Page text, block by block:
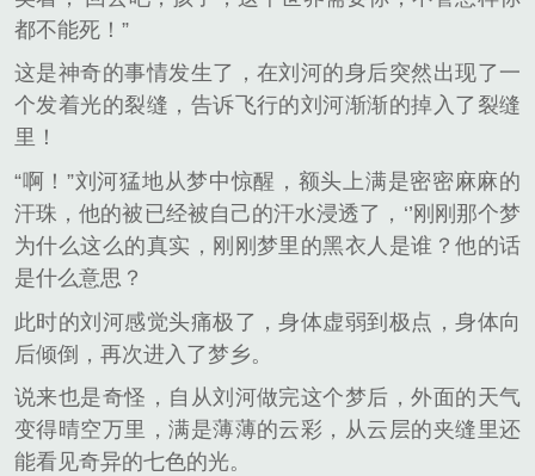
都不能死！”
这是神奇的事情发生了，在刘河的身后突然出现了一
个发着光的裂缝，告诉飞行的刘河渐渐的掉入了裂缝
里！
“啊！”刘河猛地从梦中惊醒，额头上满是密密麻麻的
汗珠，他的被已经被自己的汗水浸透了，‘’刚刚那个梦
为什么这么的真实，刚刚梦里的黑衣人是谁？他的话
是什么意思？
此时的刘河感觉头痛极了，身体虚弱到极点，身体向
后倾倒，再次进入了梦乡。
说来也是奇怪，自从刘河做完这个梦后，外面的天气
变得晴空万里，满是薄薄的云彩，从云层的夹缝里还
能看见奇异的七色的光。